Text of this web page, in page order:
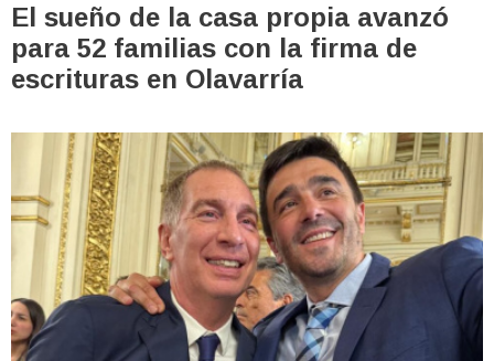
El sueño de la casa propia avanzó
para 52 familias con la firma de
escrituras en Olavarría